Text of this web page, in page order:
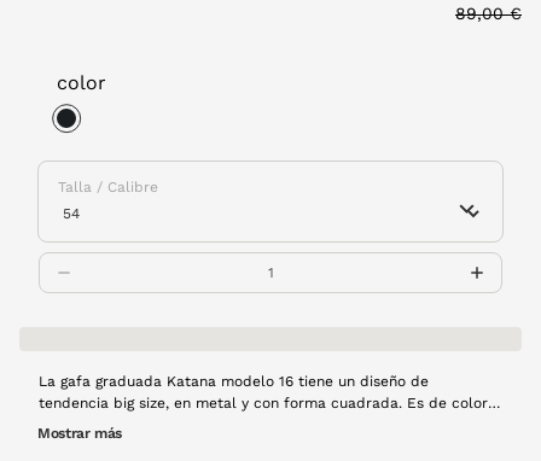
Price
89,00 €
color
Talla / Calibre
La gafa graduada Katana modelo 16 tiene un diseño de
tendencia big size, en metal y con forma cuadrada. Es de color
0013, una gafa que podrá convertirse en tu mejor aliado esta
Mostrar más